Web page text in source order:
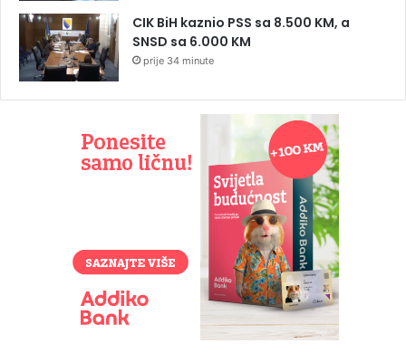
CIK BiH kaznio PSS sa 8.500 KM, a
SNSD sa 6.000 KM
prije 34 minute